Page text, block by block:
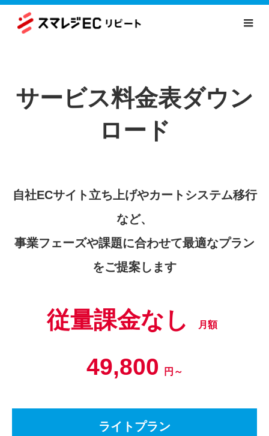
サービス料金表ダウン
ロード
自社ECサイト立ち上げやカートシステム移行
など、
事業フェーズや課題に合わせて最適なプラン
をご提案します
従量課金なし 月額
49,800 円～
ライトプラン